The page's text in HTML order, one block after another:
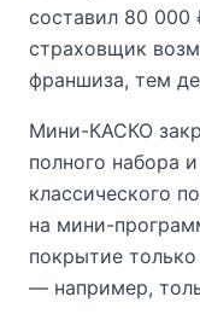
составил 80
страховщик
франшиза, тем
Мини-КАСКО
полного набора
классического
на мини-
покрытие
— например,